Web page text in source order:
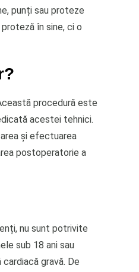
punți sau proteze
în sine, ci o
procedură este
acestei tehnici.
și efectuarea
postoperatorie a
nu sunt potrivite
sub 18 ani sau
gravă. De